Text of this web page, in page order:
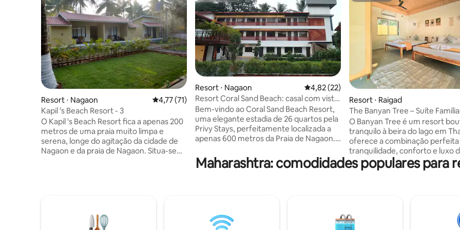
Resort ⋅ Nagaon 4,77 de uma avaliação média de 5, 71 avaliações
4,77 (71)
Kapil 's Beach Resort - 3
O Kapil 's Beach Resort fica a apenas 200
metros de uma praia muito limpa e
serena, longe do agitação da cidade de
Nagaon e da praia de Nagaon. Situa-se
privado, uma varanda privada, um
Resort ⋅ Nagaon 4,82 de uma avaliação média de 5, 22
4,82 (22)
Resort Coral Sand Beach: casal com vista
para o jardim
Bem-vindo ao Coral Sand Beach Resort,
uma elegante estadia de 26 quartos pela
Privy Stays, perfeitamente localizada a
apenas 600 metros da Praia de Nagaon.
grupos, retiros corporativos e
celebrações de destino. Relaxe em
cintilante, uma área de gramado
exuberante, estacionamento, segurança
Resort ⋅ Raigad
The Banyan Tree – Suíte
Harmony 2
O Banyan Tree é um resort
tranquilo à beira do lago em
oferece a combinação perfeita
tranquilidade, conforto e luxo
Com apenas seis quartos
projetados, a propriedade
um lago tranquilo, o The
criado para o relaxamento, o
Maharashtra: comodidades populares para